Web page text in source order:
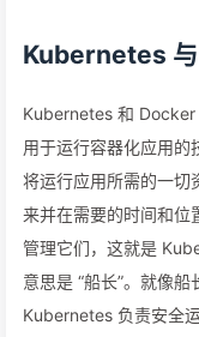
Kubernetes
Kubernetes 和 Docker
用于运行容器化应用的
将运行应用所需的一切
来并在需要的时间和位
管理它们，这就是
意思是 “船长”。就像船
Kubernetes 负责安全